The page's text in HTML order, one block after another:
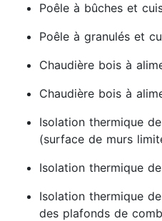
Poêle à bûches et
Poêle à granulés et
Chaudière bois à
Chaudière bois à
Isolation thermique
(surface de murs
Isolation thermique
Isolation thermique
des plafonds de